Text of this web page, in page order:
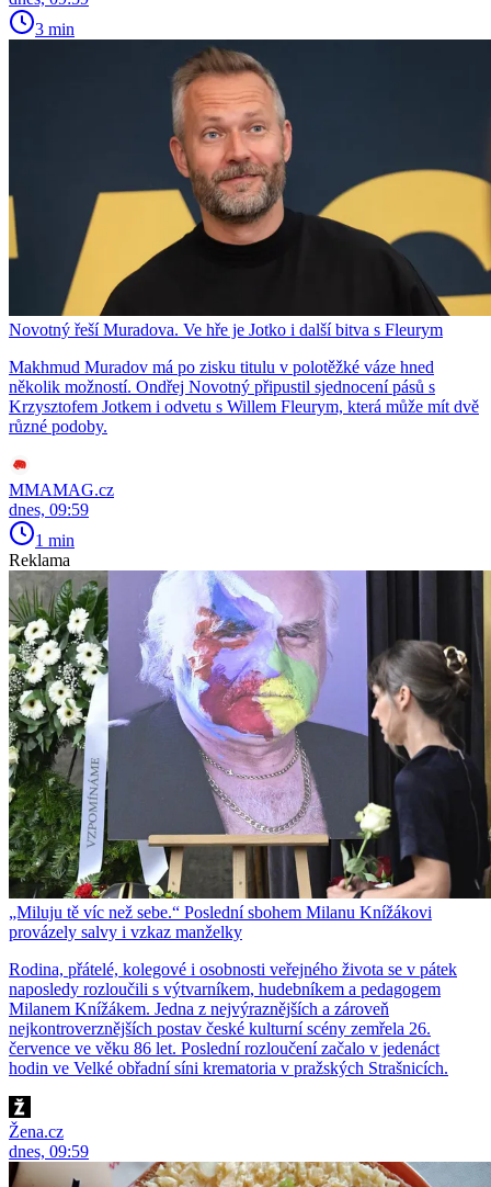
3 min
Novotný řeší Muradova. Ve hře je Jotko i další bitva s Fleurym
Makhmud Muradov má po zisku titulu v polotěžké váze hned
několik možností. Ondřej Novotný připustil sjednocení pásů s
Krzysztofem Jotkem i odvetu s Willem Fleurym, která může mít dvě
různé podoby.
MMAMAG.cz
dnes, 09:59
1 min
Reklama
„Miluju tě víc než sebe.“ Poslední sbohem Milanu Knížákovi
provázely salvy i vzkaz manželky
Rodina, přátelé, kolegové i osobnosti veřejného života se v pátek
naposledy rozloučili s výtvarníkem, hudebníkem a pedagogem
Milanem Knížákem. Jedna z nejvýraznějších a zároveň
nejkontroverznějších postav české kulturní scény zemřela 26.
července ve věku 86 let. Poslední rozloučení začalo v jedenáct
hodin ve Velké obřadní síni krematoria v pražských Strašnicích.
Žena.cz
dnes, 09:59